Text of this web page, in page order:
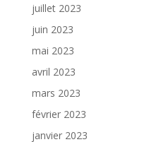
juillet 2023
juin 2023
mai 2023
avril 2023
mars 2023
février 2023
janvier 2023